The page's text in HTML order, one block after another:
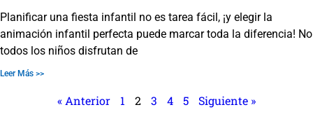
Planificar una fiesta infantil no es tarea fácil, ¡y elegir la
animación infantil perfecta puede marcar toda la diferencia! No
todos los niños disfrutan de
Leer Más >>
« Anterior 1 2 3 4 5 Siguiente »